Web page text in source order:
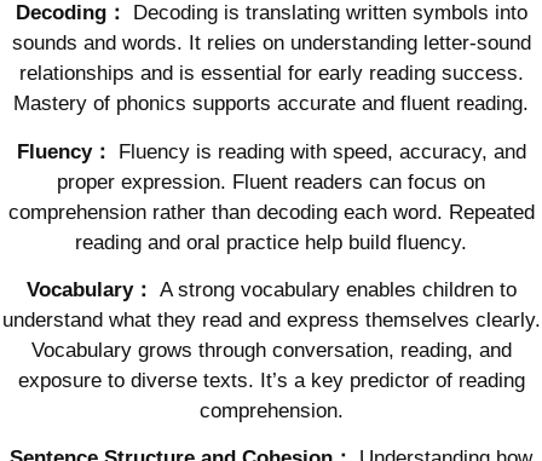
Decoding：
Decoding is translating written symbols into
sounds and words. It relies on understanding letter-sound
relationships and is essential for early reading success.
Mastery of phonics supports accurate and fluent reading.
Fluency： Fluency is reading with speed, accuracy, and
proper expression. Fluent readers can focus on
comprehension rather than decoding each word. Repeated
reading and oral practice help build fluency.
Vocabulary： A strong vocabulary enables children to
understand what they read and express themselves clearly.
Vocabulary grows through conversation, reading, and
exposure to diverse texts. It’s a key predictor of reading
comprehension.